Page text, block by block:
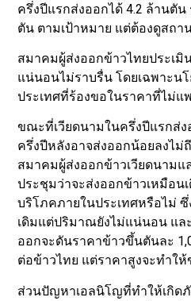
ครึ่งปีแรกส่งออกได้ 4.2 ล้านตั
ตัน ตามเป้าหมาย แต่ต้องดูสถ
สมาคมผู้ส่งออกข้าวไทยประเมิ
แน่นอนไม่ราบรื่น โดยเฉพาะน
ประเทศที่ร้องขอในราคาที่ไม่แ
ขณะที่เวียดนามในครึ่งปีแรกส่
ครึ่งปีหลังอาจส่งออกน้อยลงไม่
สมาคมผู้ส่งออกข้าวเวียดนามแ
ประชุมว่าจะส่งออกข้าวเหมือน
บริโภคภายในประเทศหรือไม่
เดิมแต่ปริมาณยังไม่แน่นอน แล
ออกจะดันราคาข้าวขึ้นตันละ
ต่อข้าวไทย แต่ราคาสูงจะทำใ
ส่วนปัญหาเอลนิโญที่ทำให้เกิด